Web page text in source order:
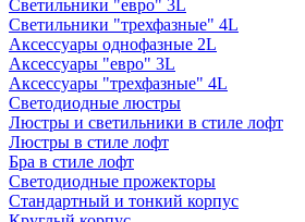
Светильники "евро" 3L
Светильники "трехфазные" 4L
Аксессуары однофазные 2L
Аксессуары "евро" 3L
Аксессуары "трехфазные" 4L
Светодиодные люстры
Люстры и светильники в стиле лофт
Люстры в стиле лофт
Бра в стиле лофт
Светодиодные прожекторы
Стандартный и тонкий корпус